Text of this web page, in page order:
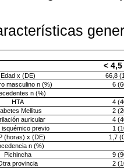
<
Edad x (DE)
66,8
masculino n (%)
6
n (%)
HTA
4
Mellitus
2
auricular
4
isquémico previo
1
(horas) x (DE)
1,7
n (%)
Pichincha
9
provincia
2